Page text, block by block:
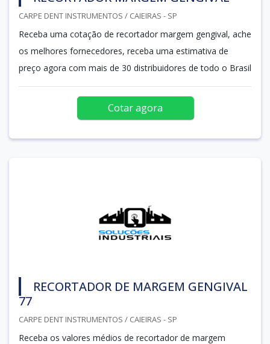
CARPE DENT INSTRUMENTOS / CAIEIRAS - SP
Receba uma cotação de recortador margem gengival, ache
os melhores fornecedores, receba uma estimativa de
preço agora com mais de 30 distribuidores de todo o Brasil
Cotar agora
RECORTADOR DE MARGEM GENGIVAL
77
CARPE DENT INSTRUMENTOS / CAIEIRAS - SP
Receba os valores médios de recortador de margem